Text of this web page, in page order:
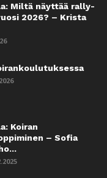
Miltä näyttää rally-
2026? – Krista
Koiran
– Sofia